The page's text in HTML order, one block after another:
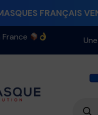
FRANÇAIS